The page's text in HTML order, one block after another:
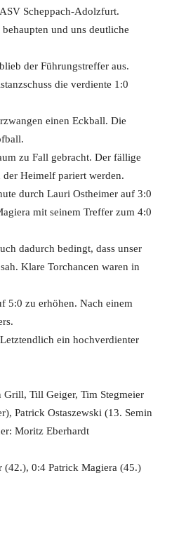
Scheppach-Adolzfurt.
und uns deutliche
der Führungstreffer aus.
die verdiente 1:0
einen Eckball. Die
zu Fall gebracht. Der fällige
der Heimelf pariert werden.
durch Lauri Ostheimer auf 3:0
mit seinem Treffer zum 4:0
dadurch bedingt, dass unser
Klare Torchancen waren in
5:0 zu erhöhen. Nach einem
ein hochverdienter
Till Geiger, Tim Stegmeier
Patrick Ostaszewski (13. Semin
Moritz Eberhardt
0:4 Patrick Magiera (45.)